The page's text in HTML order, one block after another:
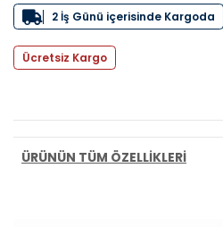
2 İş Günü içerisinde Kargoda
Ücretsiz Kargo
PAYLAŞ:
ÜRÜNÜN TÜM ÖZELLİKLERİ